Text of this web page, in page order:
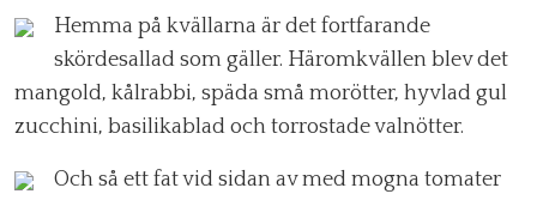
Hemma på kvällarna är det fortfarande
skördesallad som gäller. Häromkvällen blev det
mangold, kålrabbi, späda små morötter, hyvlad gul
zucchini, basilikablad och torrostade valnötter.
Och så ett fat vid sidan av med mogna tomater